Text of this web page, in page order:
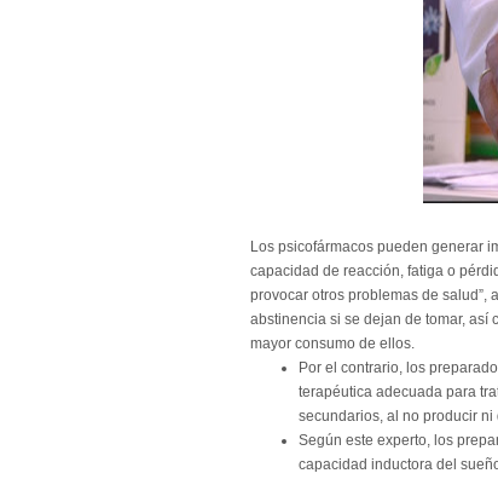
Los psicofármacos pueden generar
capacidad de reacción, fatiga o
provocar otros problemas de salud”,
abstinencia si se dejan de tomar, así
mayor consumo de ellos.
Por el contrario, los
terapéutica adecuada para
secundarios, al no producir
Según este experto, los
capacidad inductora del